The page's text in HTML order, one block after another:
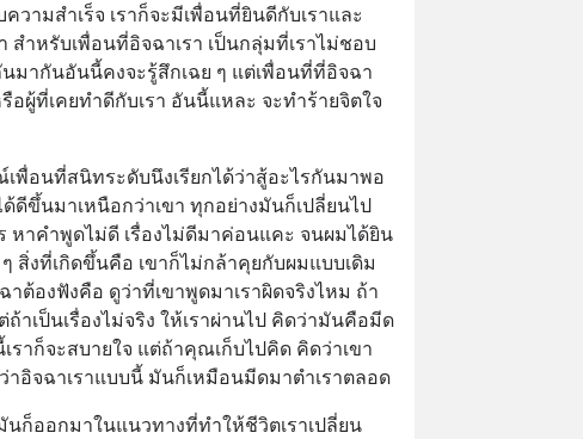
ความสำเร็จ เราก็จะมีเพื่อนที่ยินดีกับเราและ
สำหรับเพื่อนที่อิจฉาเรา เป็นกลุ่มที่เราไม่ชอบ
มากันอันนี้คงจะรู้สึกเฉย ๆ แต่เพื่อนที่ที่อิจฉา
อผู้ที่เคยทำดีกับเรา อันนี้แหละ จะทำร้ายจิตใจ
พื่อนที่สนิทระดับนึงเรียกได้ว่าสู้อะไรกันมาพอ
ดีขึ้นมาเหนือกว่าเขา ทุกอย่างมันก็เปลี่ยนไป
หาคำพูดไม่ดี เรื่องไม่ดีมาค่อนแคะ จนผมได้ยิน
สิ่งที่เกิดขึ้นคือ เขาก็ไม่กล้าคุยกับผมแบบเดิม
าต้องฟังคือ ดูว่าที่เขาพูดมาเราผิดจริงไหม ถ้า
ถ้าเป็นเรื่องไม่จริง ให้เราผ่านไป คิดว่ามันคือมีด
ราก็จะสบายใจ แต่ถ้าคุณเก็บไปคิด คิดว่าเขา
อิจฉาเราแบบนี้ มันก็เหมือนมีดมาตำเราตลอด
ก็ออกมาในแนวทางที่ทำให้ชีวิตเราเปลี่ยน